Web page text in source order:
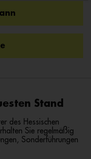
Stand
des Hessischen
Sie regelmäßig
Sonderführungen